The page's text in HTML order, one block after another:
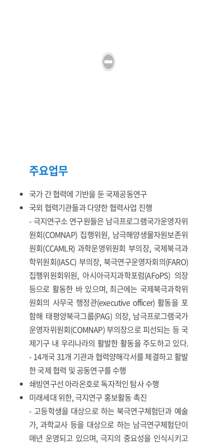
주요업무
국가 간 협력에 기반을 둔 국제공동연구
국외 협력기관들과 다양한 협력사업 진행
- 극지연구소 연구원들은 남극프로그램국가운영자위
원회(COMNAP) 집행위원, 남극해양생물자원보존위
원회(CCAMLR) 과학운영위원회 부의장, 국제북극과
학위원회(IASC) 부의장, 북극연구운영자회의(FARO)
집행위원회위원, 아시아극지과학포럼(AFoPS) 의장
등으로 활동한 바 있으며, 최근에는 국제북극과학위
원회의 사무국 행정관(executive officer) 활동을 포
함해 태평양북극그룹(PAG) 의장, 남극프로그램국가
운영자위원회(COMNAP) 부의장으로 피선되는 등 국
제기구 내 우리나라의 활발한 활동을 주도하고 있다.
- 14개국 31개 기관과 협력양해각서를 체결하고 활발
한 국제 협력 및 공동연구를 수행
쇄빙연구선 아라온호로 독자적인 탐사 수행
미래세대 위한, 극지연구 홍보활동 촉진
- 고등학생을 대상으로 하는 북극연구체험단과 예술
가, 과학교사 등을 대상으로 하는 남극연구체험단이
매년 운영되고 있으며, 극지의 중요성을 인식시키고